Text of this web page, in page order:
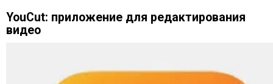
YouCut: приложение для редактирования
видео